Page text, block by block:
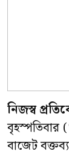
নিজস্ব
বৃহস্পতিবার
বাজেট